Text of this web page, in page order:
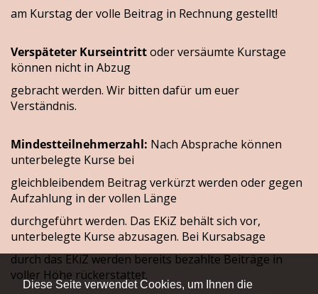
Diese Seite verwendet Cookies, um Ihnen die
am Kurstag der volle Beitrag in Rechnung gestellt!
Verspäteter Kurseintrittoder versäumte Kurstage
können nicht in Abzug
gebracht werden. Wir bitten dafür um euer
Verständnis.
Mindestteilnehmerzahl: Nach Absprache können
unterbelegte Kurse bei
gleichbleibendem Beitrag verkürzt werden oder gegen
Aufzahlung in der vollen Länge
durchgeführt werden. Das EKiZ behält sich vor,
unterbelegte Kurse abzusagen. Bei Kursabsage
durch das EKiZ werden bereits bezahlte Beiträge in
voller Höhe rückerstattet.